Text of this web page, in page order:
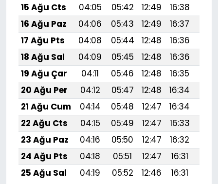
15 Ağu Cts
04:05 05:42 12:49 16:38
16 Ağu Paz
04:06 05:43 12:49 16:37
17 Ağu Pts
04:08 05:44 12:48 16:36
18 Ağu Sal
04:09 05:45 12:48 16:36
19 Ağu Çar
04:11 05:46 12:48 16:35
20 Ağu Per
04:12 05:47 12:48 16:34
21 Ağu Cum
04:14 05:48 12:47 16:34
22 Ağu Cts
04:15 05:49 12:47 16:33
23 Ağu Paz
04:16 05:50 12:47 16:32
24 Ağu Pts
04:18 05:51 12:47 16:31
25 Ağu Sal
04:19 05:52 12:46 16:31